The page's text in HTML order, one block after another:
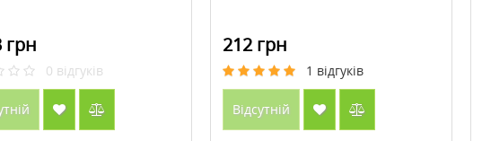
грн
0 відгуків
212 грн
1 відгуків
Відсутній